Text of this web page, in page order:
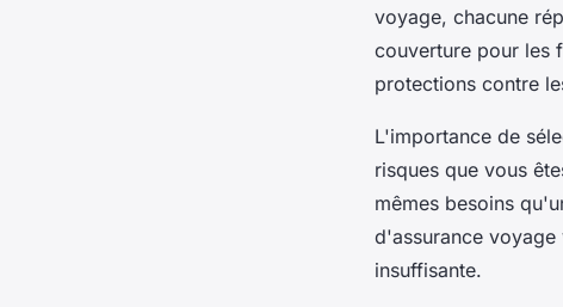
voyage, chacune
couverture pour les
protections contre
L'importance de
risques que vous
mêmes besoins
d'assurance voyage
insuffisante.